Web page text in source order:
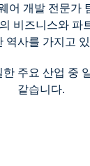
어 개발 전문가
비즈니스와 파
역사를 가지고
한 주요 산업 중
같습니다.